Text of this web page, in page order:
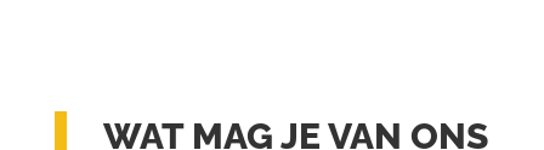
WAT MAG JE VAN ONS